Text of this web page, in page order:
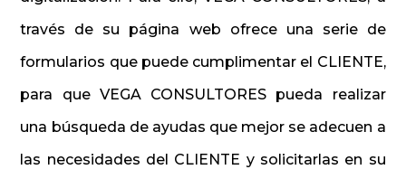
través de su página web ofrece una serie de
formularios que puede cumplimentar el CLIENTE,
para que VEGA CONSULTORES pueda realizar
una búsqueda de ayudas que mejor se adecuen a
las necesidades del CLIENTE y solicitarlas en su